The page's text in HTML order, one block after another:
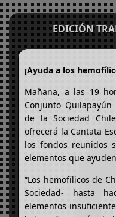
EDICIÓN
¡Ayuda a los
Mañana, a las 19
Conjunto
de la Sociedad
ofrecerá la Cantata
los fondos reunidos
elementos que
“Los hemofílicos de
Sociedad- hasta
elementos